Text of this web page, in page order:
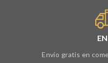
Envío gratis en